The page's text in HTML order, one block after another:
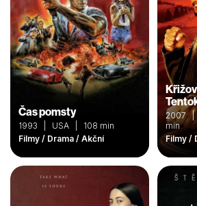
Čas pomsty
1993 | USA | 108 min
Filmy / Drama / Akční
2007 |
min
Filmy /